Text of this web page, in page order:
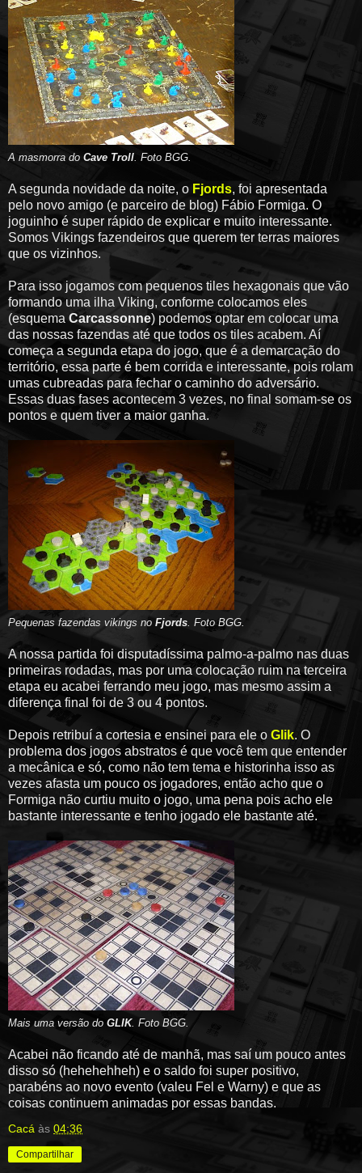
A masmorra do Cave Troll . Foto BGG.
A segunda novidade da noite, o Fjords, foi apresentada
pelo novo amigo (e parceiro de blog) Fábio Formiga. O
joguinho é super rápido de explicar e muito interessante.
Somos Vikings fazendeiros que querem ter terras maiores
que os vizinhos.
Para isso jogamos com pequenos tiles hexagonais que vão
formando uma ilha Viking, conforme colocamos eles
(esquema Carcassonne) podemos optar em colocar uma
das nossas fazendas até que todos os tiles acabem. Aí
começa a segunda etapa do jogo, que é a demarcação do
território, essa parte é bem corrida e interessante, pois rolam
umas cubreadas para fechar o caminho do adversário.
Essas duas fases acontecem 3 vezes, no final somam-se os
pontos e quem tiver a maior ganha.
Pequenas fazendas vikings no Fjords . Foto BGG.
A nossa partida foi disputadíssima palmo-a-palmo nas duas
primeiras rodadas, mas por uma colocação ruim na terceira
etapa eu acabei ferrando meu jogo, mas mesmo assim a
diferença final foi de 3 ou 4 pontos.
Depois retribuí a cortesia e ensinei para ele o Glik. O
problema dos jogos abstratos é que você tem que entender
a mecânica e só, como não tem tema e historinha isso as
vezes afasta um pouco os jogadores, então acho que o
Formiga não curtiu muito o jogo, uma pena pois acho ele
bastante interessante e tenho jogado ele bastante até.
Mais uma versão do GLIK. Foto BGG.
Acabei não ficando até de manhã, mas saí um pouco antes
disso só (hehehehheh) e o saldo foi super positivo,
parabéns ao novo evento (valeu Fel e Warny) e que as
coisas continuem animadas por essas bandas.
Cacá às 04:36
Compartilhar